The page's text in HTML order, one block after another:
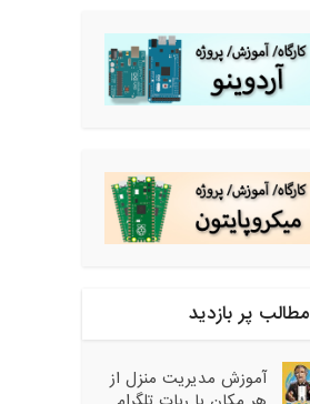
مطالب پر بازدید
آموزش مدیریت منزل از